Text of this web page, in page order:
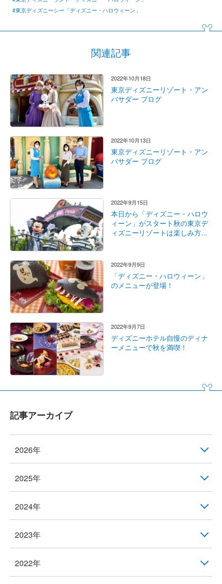
#東京ディズニーシー「ディズニー・ハロウィーン」
関連記事
2022年10月18日
東京ディズニーリゾート・アン
バサダー ブログ
2022年10月13日
東京ディズニーリゾート・アン
バサダー ブログ
2022年9月15日
本日から「ディズニー・ハロウ
ィーン」がスタート秋の東京デ
ィズニーリゾートは楽しみ方...
2022年9月9日
「ディズニー・ハロウィーン」
のメニューが登場！
2022年9月7日
ディズニーホテル自慢のディナ
ーメニューで秋を満喫！
記事アーカイブ
2026年
2025年
2024年
2023年
2022年